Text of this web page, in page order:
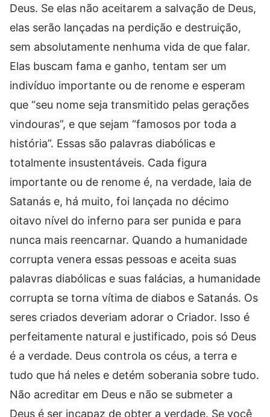
Deus. Se elas não aceitarem a salvação de Deus,
elas serão lançadas na perdição e destruição,
sem absolutamente nenhuma vida de que falar.
Elas buscam fama e ganho, tentam ser um
indivíduo importante ou de renome e esperam
que “seu nome seja transmitido pelas gerações
vindouras”, e que sejam “famosos por toda a
história”. Essas são palavras diabólicas e
totalmente insustentáveis. Cada figura
importante ou de renome é, na verdade, laia de
Satanás e, há muito, foi lançada no décimo
oitavo nível do inferno para ser punida e para
nunca mais reencarnar. Quando a humanidade
corrupta venera essas pessoas e aceita suas
palavras diabólicas e suas falácias, a humanidade
corrupta se torna vítima de diabos e Satanás. Os
seres criados deveriam adorar o Criador. Isso é
perfeitamente natural e justificado, pois só Deus
é a verdade. Deus controla os céus, a terra e
tudo que há neles e detém soberania sobre tudo.
Não acreditar em Deus e não se submeter a
Deus é ser incapaz de obter a verdade. Se você